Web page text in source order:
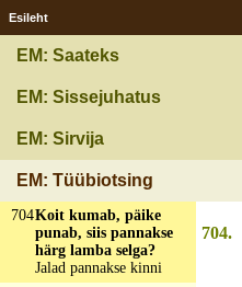
Esileht
EM: Saateks
EM: Sissejuhatus
EM: Sirvija
EM: Tüübiotsing
savarood tegi riksa-
Linalõugutamine
702 Kogu pere katsub
pereme munni?Ukse
Kogu päivä kiips-
kaaps, õhtul luts
nurka?Kingad
704Koit kumab, päike
punab, siis pannakse
härg lamba selga?
Jalad pannakse kinni
704.